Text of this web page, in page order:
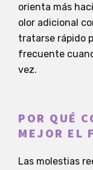
orienta más
olor adicional
tratarse rápido
frecuente
vez.
POR QUÉ
MEJOR EL
Las molestias